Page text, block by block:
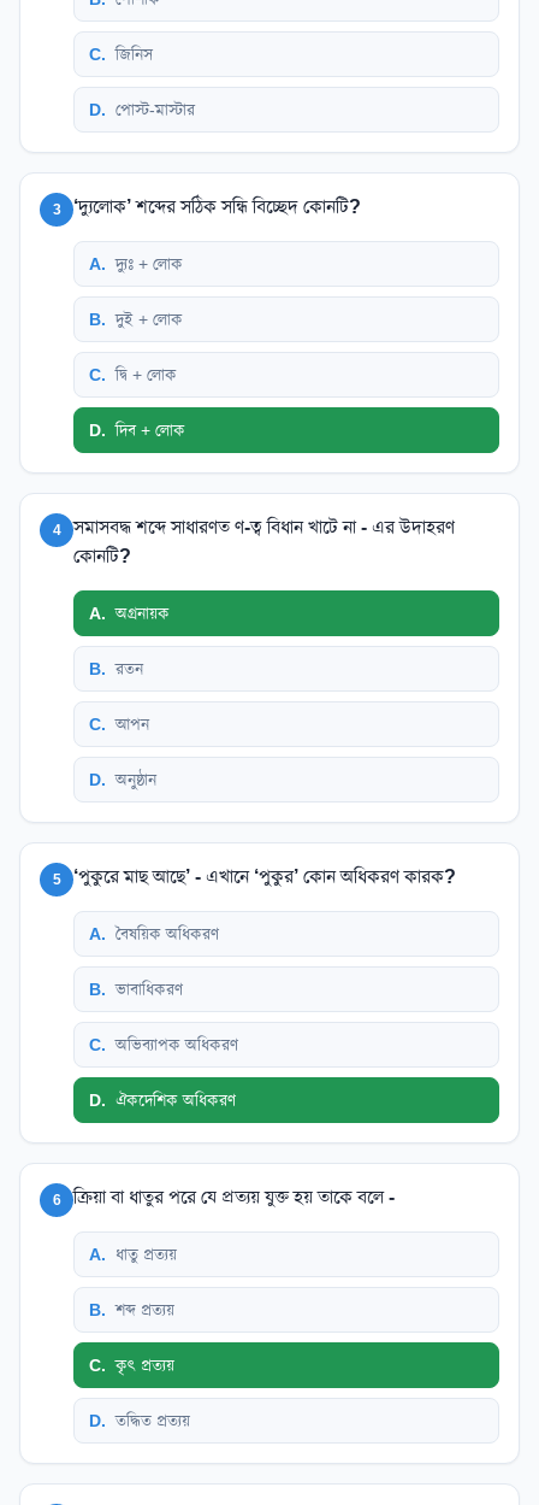
C. জিনিস
D. পোস্ট-মাস্টার
3 ‘দ্যুলোক’ শব্দের সঠিক সন্ধি বিচ্ছেদ কোনটি?
A. দ্যুঃ + লোক
B. দুই + লোক
C. দ্বি + লোক
D. দিব + লোক
4
সমাসবদ্ধ শব্দে সাধারণত ণ-ত্ব বিধান খাটে না - এর উদাহরণ
কোনটি?
A. অগ্রনায়ক
B. রতন
C. আপন
D. অনুষ্ঠান
5 ‘পুকুরে মাছ আছে’ - এখানে ‘পুকুর’ কোন অধিকরণ কারক?
A. বৈষয়িক অধিকরণ
B. ভাবাধিকরণ
C. অভিব্যাপক অধিকরণ
D. ঐকদেশিক অধিকরণ
6 ক্রিয়া বা ধাতুর পরে যে প্রত্যয় যুক্ত হয় তাকে বলে -
A. ধাতু প্রত্যয়
B. শব্দ প্রত্যয়
C. কৃৎ প্রত্যয়
D. তদ্ধিত প্রত্যয়